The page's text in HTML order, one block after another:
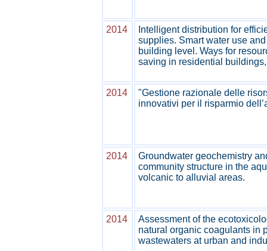
2014
Intelligent distribution for
supplies. Smart water use
building level. Ways for
saving in residential
2014
"Gestione razionale delle
innovativi per il risparmio
2014
Groundwater geochemistry
community structure in the
volcanic to alluvial areas.
2014
Assessment of the
natural organic coagulants in
wastewaters at urban and